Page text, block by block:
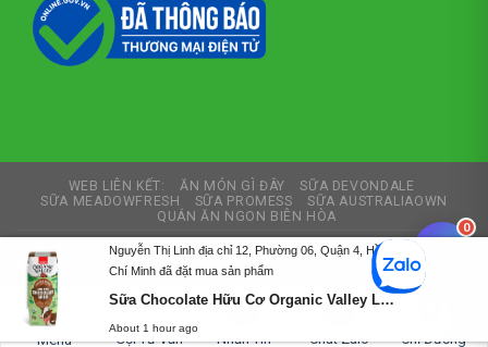
WEB LIÊN KẾT: ĂN MÓN GÌ ĐÂY
SỮA DEVONDALE
SỮA MEADOWFRESH
SỮA PROMESS
SỮA AUSTRALIAOWN
QUÁN ĂN NGON BIÊN HÒA
Copyright 2026 ©Thích Sữa
Tư vấn và thiết kế webThiết kế web Biên Hòa
Menu
Gọi Tư Vấn
Nhắn Tin Chat Zalo Chỉ Đường
Nguyễn Thị Linh địa chỉ 12, Phường 06, Quận 4, Hồ
Chí Minh đã đặt mua sản phẩm
Sữa Chocolate Hữu Cơ Organic Valley Low Fat Chocolate Milk 236ml
About 1 hour ago
0